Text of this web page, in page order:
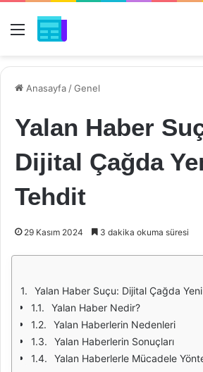
Menü
Anasayfa /Genel
Yalan Haber
Dijital Çağda
Tehdit
29 Kasım 2024 3 dakika okuma süresi
Yalan Haber Suçu: Dijital Çağda
Yalan Haber Nedir?
Yalan Haberlerin Nedenleri
Yalan Haberlerin Sonuçları
Yalan Haberlerle Mücadele